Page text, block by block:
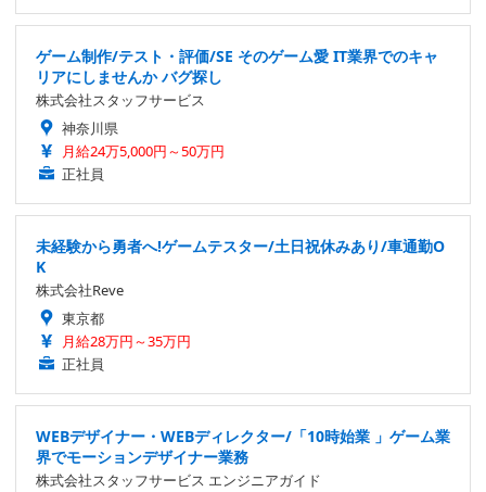
ゲーム制作/テスト・評価/SE そのゲーム愛 IT業界でのキャ
リアにしませんか バグ探し
株式会社スタッフサービス
神奈川県
月給24万5,000円～50万円
正社員
未経験から勇者へ!ゲームテスター/土日祝休みあり/車通勤O
K
株式会社Reve
東京都
月給28万円～35万円
正社員
WEBデザイナー・WEBディレクター/「10時始業 」ゲーム業
界でモーションデザイナー業務
株式会社スタッフサービス エンジニアガイド